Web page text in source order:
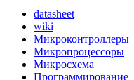
datasheet
wiki
Микроконтроллеры
Микропроцессоры
Микросхема
Программирование